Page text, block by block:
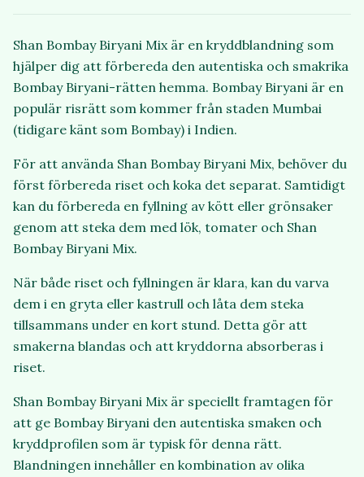
Shan Bombay Biryani Mix är en kryddblandning som
hjälper dig att förbereda den autentiska och smakrika
Bombay Biryani-rätten hemma. Bombay Biryani är en
populär risrätt som kommer från staden Mumbai
(tidigare känt som Bombay) i Indien.
För att använda Shan Bombay Biryani Mix, behöver du
först förbereda riset och koka det separat. Samtidigt
kan du förbereda en fyllning av kött eller grönsaker
genom att steka dem med lök, tomater och Shan
Bombay Biryani Mix.
När både riset och fyllningen är klara, kan du varva
dem i en gryta eller kastrull och låta dem steka
tillsammans under en kort stund. Detta gör att
smakerna blandas och att kryddorna absorberas i
riset.
Shan Bombay Biryani Mix är speciellt framtagen för
att ge Bombay Biryani den autentiska smaken och
kryddprofilen som är typisk för denna rätt.
Blandningen innehåller en kombination av olika